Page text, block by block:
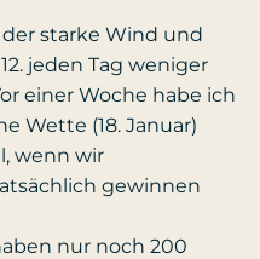
der starke Wind und
jeden Tag weniger
einer Woche habe ich
Wette (18. Januar)
wenn wir
gewinnen
nur noch 200